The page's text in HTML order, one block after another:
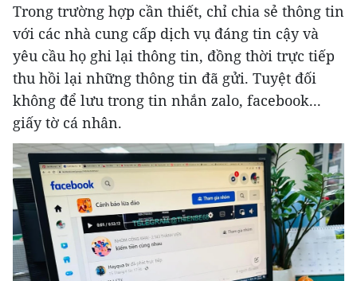
Trong trường hợp cần thiết, chỉ chia sẻ thông tin
với các nhà cung cấp dịch vụ đáng tin cậy và
yêu cầu họ ghi lại thông tin, đồng thời trực tiếp
thu hồi lại những thông tin đã gửi. Tuyệt đối
không để lưu trong tin nhắn zalo, facebook...
giấy tờ cá nhân.